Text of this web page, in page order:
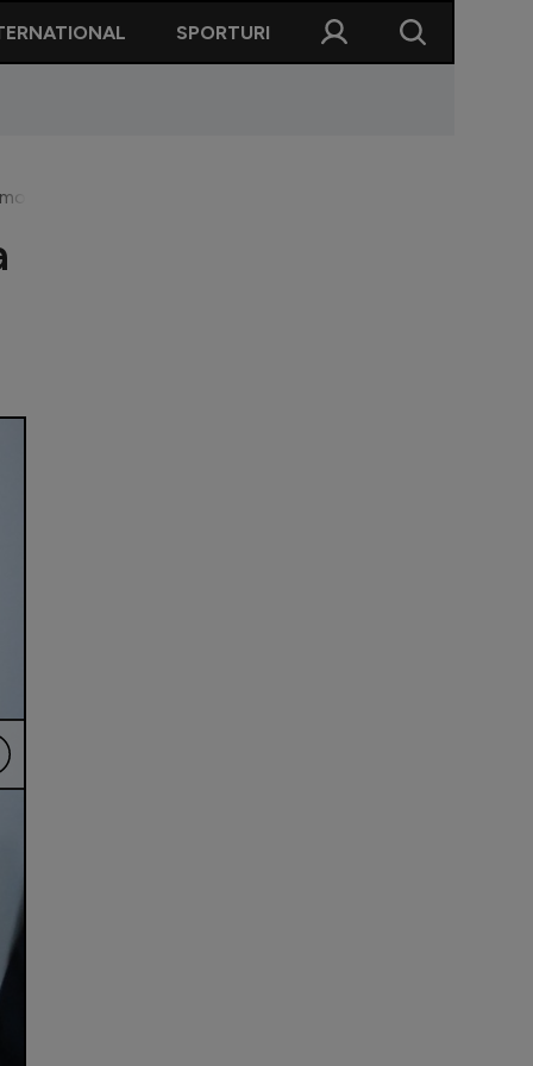
SPORTURI
lui Gică. Știu că vrea altă provocare"